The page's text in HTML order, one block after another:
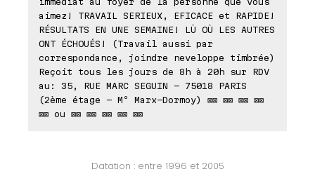
aimez! TRAVAIL SERIEUX, EFICACE et RAPIDE!
RÉSULTATS EN UNE SEMAINE! LÙ OÙ LES AUTRES
ONT ÉCHOUÉS! (Travail aussi par
correspondance, joindre neveloppe timbrée)
Reçoit tous les jours de 8h à 20h sur RDV
au: 35, RUE MARC SEGUIN - 75018 PARIS
(2ème étage - Mº Marx-Dormoy) ⊠⊠ ⊠⊠ ⊠⊠ ⊠⊠
⊠⊠ ou ⊠⊠ ⊠⊠ ⊠⊠ ⊠⊠ ⊠⊠
Datation : entre 1996 et 2005